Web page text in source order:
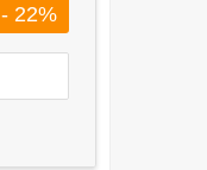
- 22%